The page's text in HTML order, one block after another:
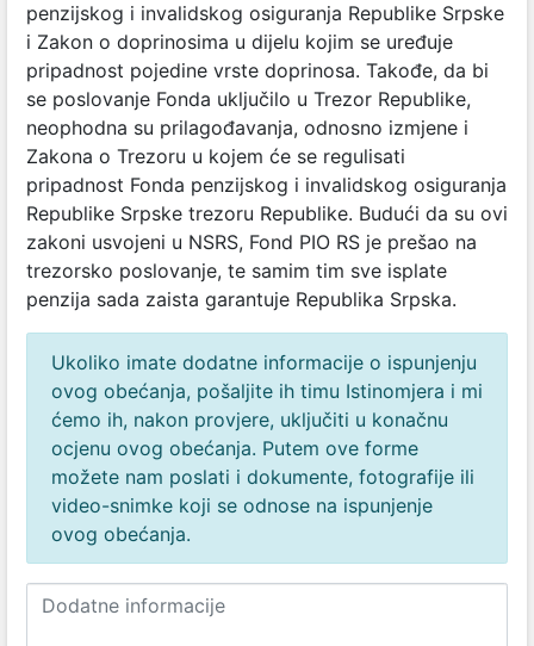
penzijskog i invalidskog osiguranja Republike Srpske
i Zakon o doprinosima u dijelu kojim se uređuje
pripadnost pojedine vrste doprinosa. Takođe, da bi
se poslovanje Fonda uključilo u Trezor Republike,
neophodna su prilagođavanja, odnosno izmjene i
Zakona o Trezoru u kojem će se regulisati
pripadnost Fonda penzijskog i invalidskog osiguranja
Republike Srpske trezoru Republike. Budući da su ovi
zakoni usvojeni u NSRS, Fond PIO RS je prešao na
trezorsko poslovanje, te samim tim sve isplate
penzija sada zaista garantuje Republika Srpska.
Ukoliko imate dodatne informacije o ispunjenju
ovog obećanja, pošaljite ih timu Istinomjera i mi
ćemo ih, nakon provjere, uključiti u konačnu
ocjenu ovog obećanja. Putem ove forme
možete nam poslati i dokumente, fotografije ili
video-snimke koji se odnose na ispunjenje
ovog obećanja.